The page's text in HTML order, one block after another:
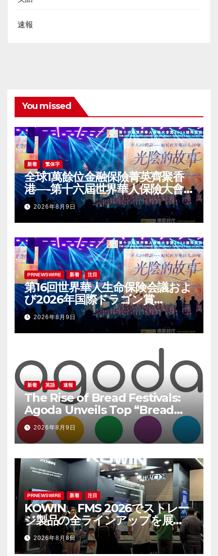
速報
You missed
新着 繁体字
全球1萬餘位金融保險菁英齊聚香
港—-第十六屆世界華人保險大會
暨2026國際龍獎IDA年會盛大舉
辦2026年8月9日
PRNEWSWIRE 新着 注目
第16回世界華人生命保険会議およ
び2026年国際ドラゴン賞
（IDA）年次会議が盛大に開催
2026年8月9日
新着 英語 速報
The Rise of Bread Festivals:
Agoda Unveils Top “Bread
Pilgrimage” Destinations in
South Korea
2026年8月9日
PRNEWSWIRE 新着 注目
KOWIN、FMS 2026でストレー
ジ製品の全ラインアップを展
示：高性能ストレージ製品がAI分
野の革新を牽引
2026年8月8日